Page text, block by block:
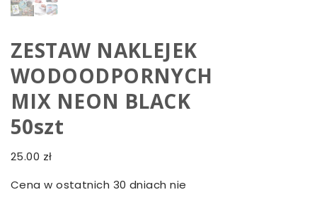
ZESTAW NAKLEJEK
WODOODPORNYCH
MIX NEON BLACK
50szt
25.00 zł
Cena w ostatnich 30 dniach nie